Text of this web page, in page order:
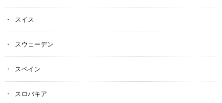
スイス
スウェーデン
スペイン
スロバキア